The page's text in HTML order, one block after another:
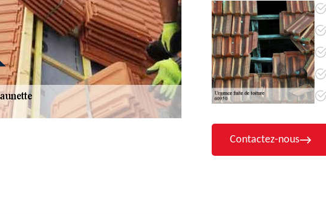
Contactez-nous